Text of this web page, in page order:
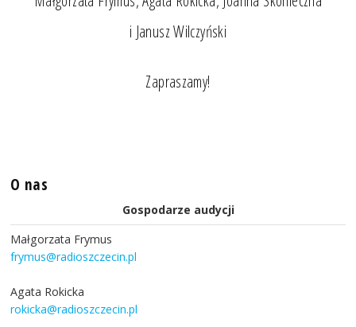
i Janusz Wilczyński
Zapraszamy!
O nas
Gospodarze audycji
Małgorzata Frymus
frymus@radioszczecin.pl
Agata Rokicka
rokicka@radioszczecin.pl